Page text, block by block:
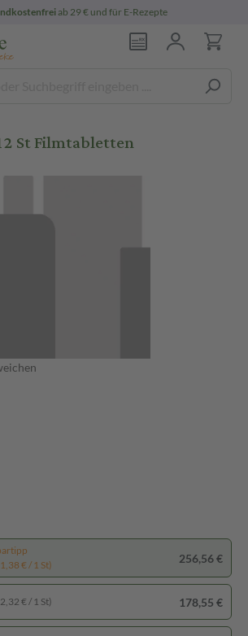
ab 29 € und für E-Rezepte
St Filmtabletten
€ / 1 St)
256,56 €
€ / 1 St) 178,55 €